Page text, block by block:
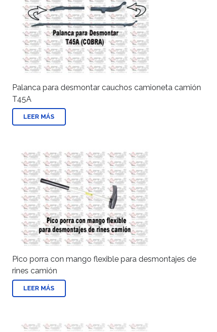
Palanca para desmontar cauchos camioneta camión
T45A
LEER MÁS
Pico porra con mango flexible para desmontajes de
rines camión
LEER MÁS